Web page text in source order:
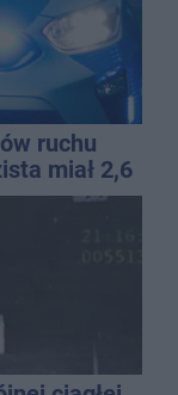
ruchu
miał 2,6